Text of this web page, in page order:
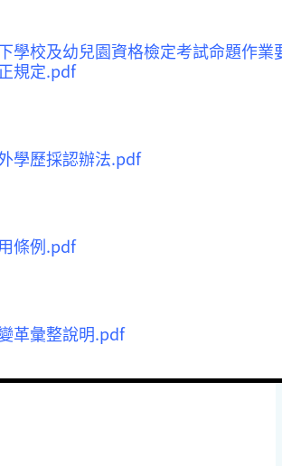
學校及幼兒園資格檢定考試命題作業
規定.pdf
學歷採認辦法.pdf
條例.pdf
革彙整說明.pdf